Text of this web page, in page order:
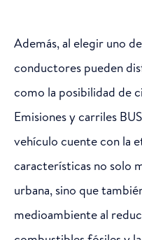
Además, al elegir uno
conductores pueden
como la posibilidad de
Emisiones y carriles
vehículo cuente con la
características no solo
urbana, sino que
medioambiente al